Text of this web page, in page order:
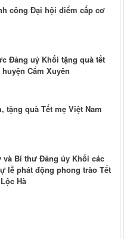
công Đại hội điểm cấp cơ
Đảng uỷ Khối tặng quà tết
Cẩm Xuyên
quà Tết mẹ Việt Nam
Bí thư Đảng ủy Khối các
lễ phát động phong trào Tết
Hà